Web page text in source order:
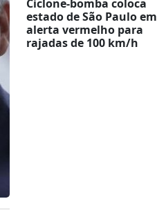
Ciclone-bomba coloca
estado de São Paulo em
alerta vermelho para
rajadas de 100 km/h